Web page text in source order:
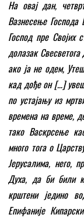
На овај дан,
Вазнесење
Господ пре Својих
долазак
ако ја не одем,
кад дође он[…]
по устајању из
времена на време,
тако Васкрсење
много тога о
Јерусалима, него,
Духа, да би били
крштени једино
Епифаније